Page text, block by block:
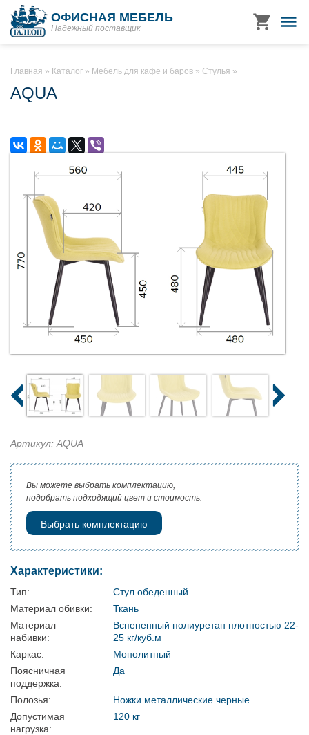
ОФИСНАЯ МЕБЕЛЬ
Надежный поставщик
Главная Каталог Мебель для кафе и баров Стулья
AQUA
Артикул: AQUA
Вы можете выбрать комплектацию,
подобрать подходящий цвет и стоимость.
Выбрать комплектацию
Характеристики:
Тип:
Стул обеденный
Материал обивки:
Ткань
Материал
набивки:
Вспененный полиуретан плотностью 22-
25 кг/куб.м
Каркас:
Монолитный
Поясничная
поддержка:
Да
Полозья:
Ножки металлические черные
Допустимая
нагрузка:
120 кг